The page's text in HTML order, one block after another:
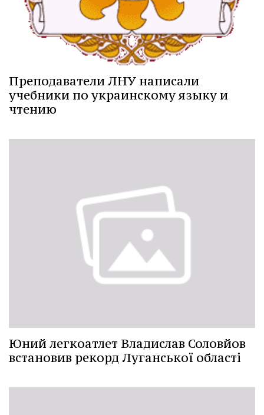
Преподаватели ЛНУ написали
учебники по украинскому языку и
чтению
Юний легкоатлет Владислав Соловйов
встановив рекорд Луганської області